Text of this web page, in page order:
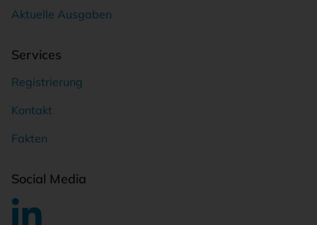
Aktuelle Ausgaben
Services
Registrierung
Kontakt
Fakten
Social Media